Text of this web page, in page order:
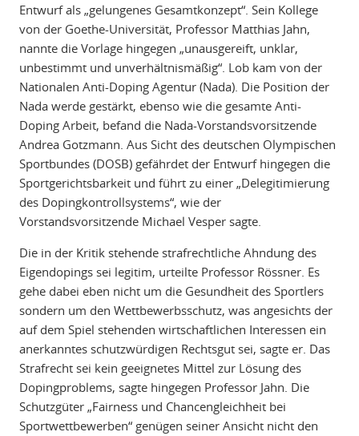
Entwurf als „gelungenes Gesamtkonzept“. Sein Kollege
von der Goethe-Universität, Professor Matthias Jahn,
nannte die Vorlage hingegen „unausgereift, unklar,
unbestimmt und unverhältnismäßig“. Lob kam von der
Nationalen Anti-Doping Agentur (Nada). Die Position der
Nada werde gestärkt, ebenso wie die gesamte Anti-
Doping Arbeit, befand die Nada-Vorstandsvorsitzende
Andrea Gotzmann. Aus Sicht des deutschen Olympischen
Sportbundes (DOSB) gefährdet der Entwurf hingegen die
Sportgerichtsbarkeit und führt zu einer „Delegitimierung
des Dopingkontrollsystems“, wie der
Vorstandsvorsitzende Michael Vesper sagte.
Die in der Kritik stehende strafrechtliche Ahndung des
Eigendopings sei legitim, urteilte Professor Rössner. Es
gehe dabei eben nicht um die Gesundheit des Sportlers
sondern um den Wettbewerbsschutz, was angesichts der
auf dem Spiel stehenden wirtschaftlichen Interessen ein
anerkanntes schutzwürdigen Rechtsgut sei, sagte er. Das
Strafrecht sei kein geeignetes Mittel zur Lösung des
Dopingproblems, sagte hingegen Professor Jahn. Die
Schutzgüter „Fairness und Chancengleichheit bei
Sportwettbewerben“ genügen seiner Ansicht nicht den